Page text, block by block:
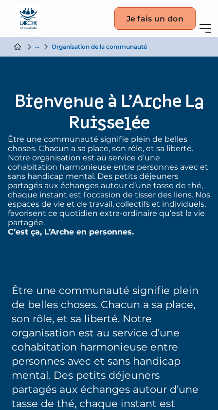
Je fais un don
La communauté
Organisation de la communauté
Bienvenue à L’Arche La
Ruisselée
Être une communauté signifie plein de belles
choses. Chacun a sa place, son rôle, et sa liberté.
Notre organisation est au service d’une
cohabitation harmonieuse entre personnes avec et
sans handicap mental. Des petits déjeuners
partagés aux échanges autour d’une tasse de thé,
chaque instant est l’occasion de tisser des liens. Nos
espaces de vie et de travail, collectifs et individuels,
favorisent ce quotidien extra-ordinaire qu’est la vie
partagée.
C’est ça, L’Arche en personnes.
Être une communauté signifie plein
de belles choses. Chacun a sa place,
son rôle, et sa liberté. Notre
organisation est au service d’une
cohabitation harmonieuse entre
personnes avec et sans handicap
mental. Des petits déjeuners
partagés aux échanges autour d’une
tasse de thé, chaque instant est